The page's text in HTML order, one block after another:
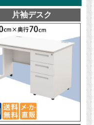
片袖デスク